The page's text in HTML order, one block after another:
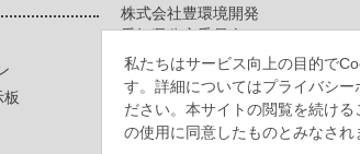
私たちはサービス向上の目的で
す。詳細についてはプライバシー
ださい。本サイトの閲覧を続け
の使用に同意したものとみなされ
株式会社豊環境開発
愛知県公安委員会
第542771404200号